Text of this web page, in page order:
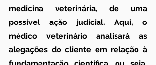
medicina veterinária, de uma
possível ação judicial. Aqui, o
médico veterinário analisará as
alegações do cliente em relação à